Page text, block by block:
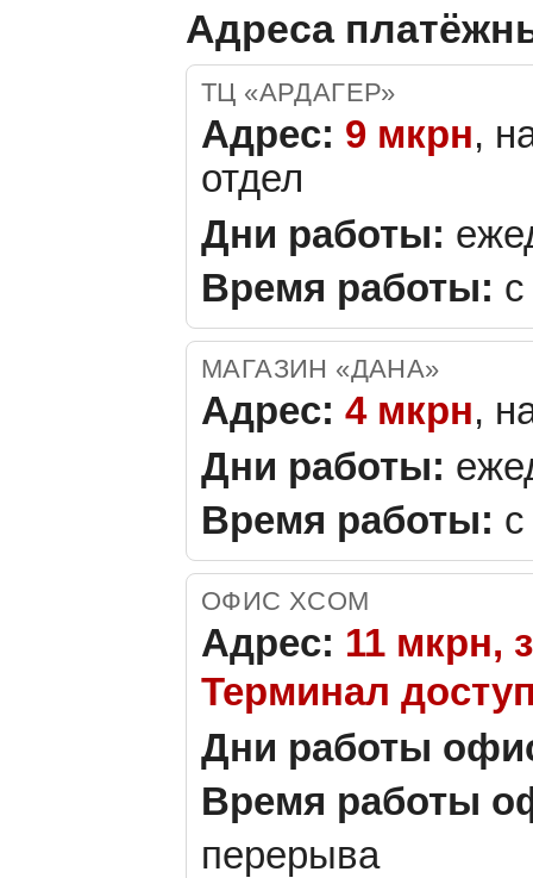
Адреса
ТЦ «АРДАГЕР»
Адрес: 9 мкрн,
отдел
Дни работы:
Время работы:
МАГАЗИН «ДАНА»
Адрес: 4 мкрн,
Дни работы:
Время работы:
ОФИС XCOM
Адрес: 11 мкрн,
Терминал
Дни работы
Время работы
перерыва